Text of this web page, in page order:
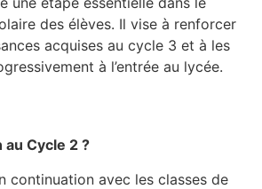
des élèves. Il vise à renforcer
acquises au cycle 3 et à les
à l’entrée au lycée.
Cycle 2 ?
continuation avec les classes de